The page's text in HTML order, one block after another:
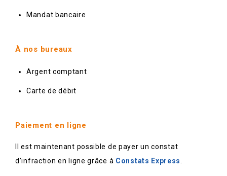
Mandat bancaire
À nos bureaux
Argent comptant
Carte de débit
Paiement en ligne
Il est maintenant possible de payer un constat
d’infraction en ligne grâce à Constats Express